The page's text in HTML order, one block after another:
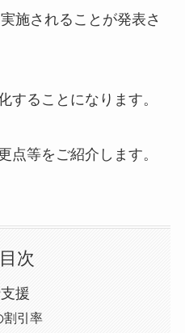
施されることが発表さ
することになります。
点等をご紹介します。
目次
援
割引率